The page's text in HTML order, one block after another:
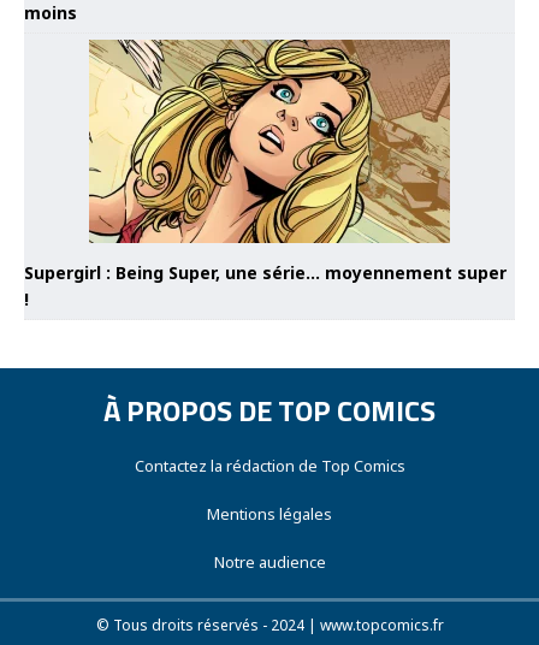
moins
Supergirl : Being Super, une série… moyennement super
!
À PROPOS DE TOP COMICS
Contactez la rédaction de Top Comics
Mentions légales
Notre audience
© Tous droits réservés - 2024 | www.topcomics.fr